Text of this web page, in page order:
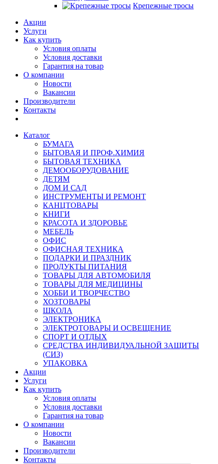
Крепежные тросы
Акции
Услуги
Как купить
Условия оплаты
Условия доставки
Гарантия на товар
О компании
Новости
Вакансии
Производители
Контакты
Каталог
БУМАГА
БЫТОВАЯ И ПРОФ.ХИМИЯ
БЫТОВАЯ ТЕХНИКА
ДЕМООБОРУДОВАНИЕ
ДЕТЯМ
ДОМ И САД
ИНСТРУМЕНТЫ И РЕМОНТ
КАНЦТОВАРЫ
КНИГИ
КРАСОТА И ЗДОРОВЬЕ
МЕБЕЛЬ
ОФИС
ОФИСНАЯ ТЕХНИКА
ПОДАРКИ И ПРАЗДНИК
ПРОДУКТЫ ПИТАНИЯ
ТОВАРЫ ДЛЯ АВТОМОБИЛЯ
ТОВАРЫ ДЛЯ МЕДИЦИНЫ
ХОББИ И ТВОРЧЕСТВО
ХОЗТОВАРЫ
ШКОЛА
ЭЛЕКТРОНИКА
ЭЛЕКТРОТОВАРЫ И ОСВЕЩЕНИЕ
СПОРТ И ОТДЫХ
СРЕДСТВА ИНДИВИДУАЛЬНОЙ ЗАЩИТЫ
(СИЗ)
УПАКОВКА
Акции
Услуги
Как купить
Условия оплаты
Условия доставки
Гарантия на товар
О компании
Новости
Вакансии
Производители
Контакты